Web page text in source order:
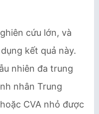
cứu lớn, và
kết quả này.
nhiên đa trung
nhân Trung
CVA nhỏ được